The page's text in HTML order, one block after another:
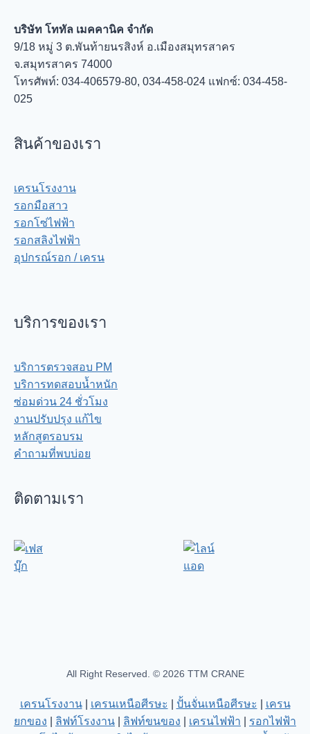
บริษัท โททัล เมคคานิค จำกัด
9/18 หมู่ 3 ต.พันท้ายนรสิงห์ อ.เมืองสมุทรสาคร
จ.สมุทรสาคร 74000
โทรศัพท์: 034-406579-80, 034-458-024 แฟกซ์: 034-458-
025
สินค้าของเรา
เครนโรงงาน
รอกมือสาว
รอกโซ่ไฟฟ้า
รอกสลิงไฟฟ้า
อุปกรณ์รอก / เครน
บริการของเรา
บริการตรวจสอบ PM
บริการทดสอบน้ำหนัก
ซ่อมด่วน 24 ชั่วโมง
งานปรับปรุง แก้ไข
หลักสูตรอบรม
คำถามที่พบบ่อย
ติดตามเรา
All Right Reserved. © 2026 TTM CRANE
เครนโรงงาน| เครนเหนือศีรษะ ปั้นจั่นเหนือศีรษะ
เครน
ยกของ
ลิฟท์โรงงาน ลิฟท์ขนของ เครนไฟฟ้า
รอกไฟฟ้า